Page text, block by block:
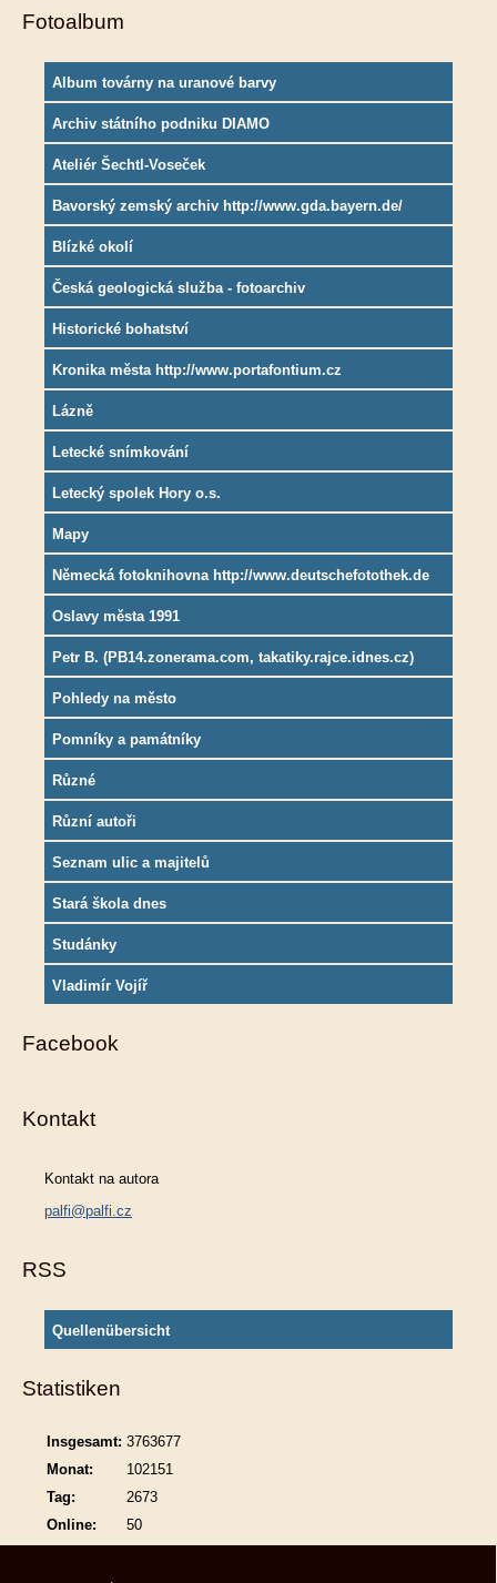
Fotoalbum
Album továrny na uranové barvy
Archiv státního podniku DIAMO
Ateliér Šechtl-Voseček
Bavorský zemský archiv http://www.gda.bayern.de/
Blízké okolí
Česká geologická služba - fotoarchiv
Historické bohatství
Kronika města http://www.portafontium.cz
Lázně
Letecké snímkování
Letecký spolek Hory o.s.
Mapy
Německá fotoknihovna http://www.deutschefotothek.de
Oslavy města 1991
Petr B. (PB14.zonerama.com, takatiky.rajce.idnes.cz)
Pohledy na město
Pomníky a památníky
Různé
Různí autoři
Seznam ulic a majitelů
Stará škola dnes
Studánky
Vladimír Vojíř
Facebook
Kontakt
Kontakt na autora
palfi@palfi.cz
RSS
Quellenübersicht
Statistiken
Online: 50
Insgesamt: 3763677
Monat:
102151
Tag:
2673